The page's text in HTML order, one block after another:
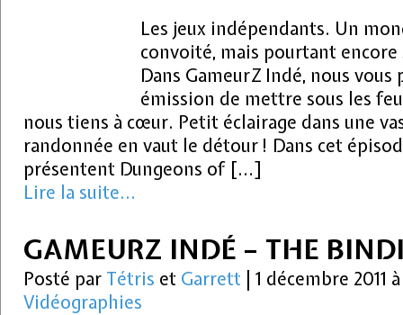
Les jeux indépendants. Un
convoité, mais pourtant
Dans GameurZ Indé, nous
émission de mettre sous les
nous tiens à cœur. Petit éclairage dans une
randonnée en vaut le détour ! Dans cet
présentent Dungeons of […]
Lire la suite...
GAMEURZ INDÉ – THE
Posté par Tétris et Garrett
1 décembre 2011
Vidéographies